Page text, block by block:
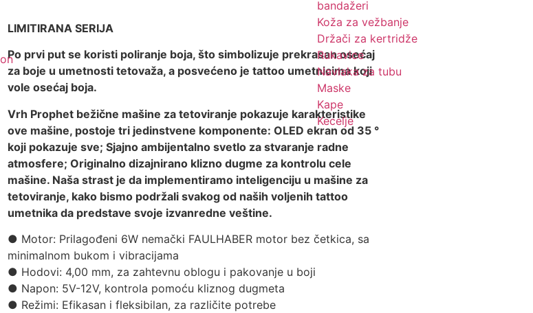
bandažeri
Koža za vežbanje
Držači za kertridže
Rukavice
Navlaka za tubu
Maske
Kape
Kecelje
LIMITIRANA SERIJA
Po prvi put se koristi poliranje boja, što simbolizuje prekrasan osećaj
za boje u umetnosti tetovaža, a posvećeno je tattoo umetnicima koji
vole osećaj boja.
Vrh Prophet bežične mašine za tetoviranje pokazuje karakteristike
ove mašine, postoje tri jedinstvene komponente: OLED ekran od 35 °
koji pokazuje sve; Sjajno ambijentalno svetlo za stvaranje radne
atmosfere; Originalno dizajnirano klizno dugme za kontrolu cele
mašine. Naša strast je da implementiramo inteligenciju u mašine za
tetoviranje, kako bismo podržali svakog od naših voljenih tattoo
umetnika da predstave svoje izvanredne veštine.
● Motor: Prilagođeni 6W nemački FAULHABER motor bez četkica, sa
minimalnom bukom i vibracijama
● Hodovi: 4,00 mm, za zahtevnu oblogu i pakovanje u boji
● Napon: 5V-12V, kontrola pomoću kliznog dugmeta
● Režimi: Efikasan i fleksibilan, za različite potrebe